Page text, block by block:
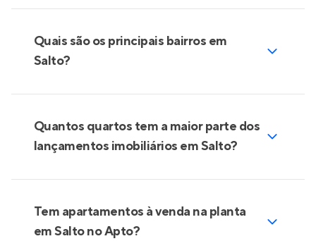
Quais são os principais bairros em
Salto?
Quantos quartos tem a maior parte dos
lançamentos imobiliários em Salto?
Tem apartamentos à venda na planta
em Salto no Apto?